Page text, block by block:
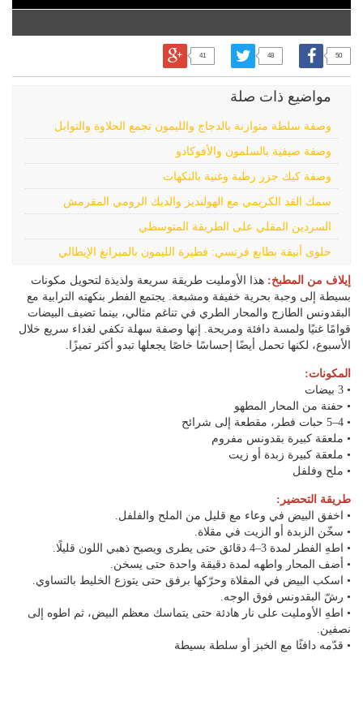
50
48
41
مواضيع ذات صلة
وصفة سلطة متوازنة بالدجاج والليمون تجمع الحلاوة والتوابل
وصفة صيفية بالسلمون والأفوكادو
وصفة كيك جزر رطبة وغنية بالنكهات
سمك القد الكريمي مع الهولنديز والديك الرومي المقرمش
السردين المقلي على الطريقة المتوسطي
حلوى أنيقة بطابع فرنسي: فطيرة الليمون بالميرانغ الإيطالي
إيلاف من المطبخ: هذا الأومليت طريقة سريعة ولذيذة لتحويل مكونات
بسيطة إلى وجبة بحرية خفيفة ومشبعة. يجتمع الفطر بنكهته الترابية مع
البقدونس الطازج والمحار الطري في تناغم مثالي، بينما تضيف البيضات
قوامًا غنيًا ولمسة دافئة ومريحة. إنها وصفة سهلة تكفي لغداء سريع خلال
الأسبوع، لكنها تحمل أيضًا إحساسًا خاصًا يجعلها تبدو أكثر تميزًا.
المكونات:
• 3 بيضات
• حفنة من المحار المطهو
• 4–5 حبات فطر، مقطعة إلى شرائح
• ملعقة كبيرة بقدونس مفروم
• ملعقة كبيرة زبدة أو زيت
• ملح وفلفل
طريقة التحضير:
• اخفق البيض في وعاء مع قليل من الملح والفلفل.
• سخّن الزبدة أو الزيت في مقلاة.
• اطهِ الفطر لمدة 3–4 دقائق حتى يطرى ويصبح ذهبي اللون قليلًا.
• أضف المحار واطهه لمدة دقيقة واحدة حتى يسخن.
• اسكب البيض في المقلاة وحرّكها برفق حتى يتوزع الخليط بالتساوي.
• رشّ البقدونس فوق الوجه.
• اطهِ الأومليت على نار هادئة حتى يتماسك معظم البيض، ثم اطوه إلى
نصفين.
• قدّمه دافئًا مع الخبز أو سلطة بسيطة